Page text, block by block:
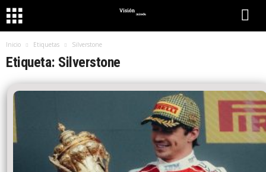
Inicio Etiquetas Silverstone
Etiqueta: Silverstone